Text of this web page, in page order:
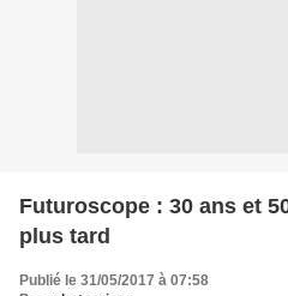
Futuroscope : 30 ans et
plus tard
Publié le 31/05/2017 à 07:58